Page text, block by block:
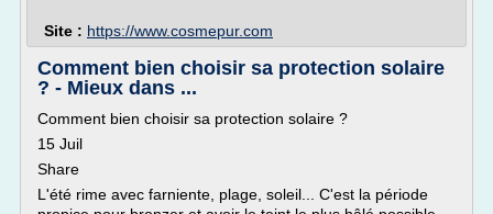
Site : https://www.cosmepur.com
Comment bien choisir sa protection solaire
? - Mieux dans ...
Comment bien choisir sa protection solaire ?
15 Juil
Share
L'été rime avec farniente, plage, soleil... C'est la période